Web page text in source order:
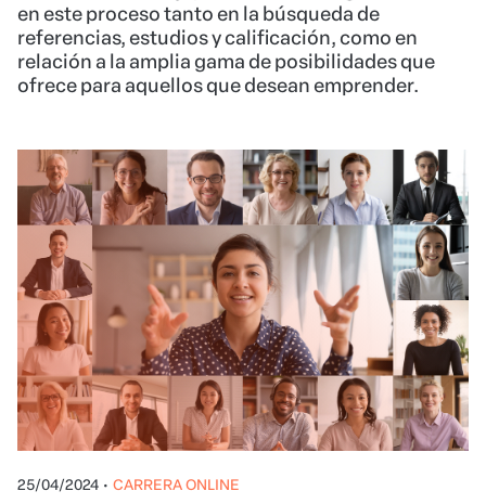
en este proceso tanto en la búsqueda de
referencias, estudios y calificación, como en
relación a la amplia gama de posibilidades que
ofrece para aquellos que desean emprender.
25/04/2024 • CARRERA ONLINE